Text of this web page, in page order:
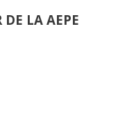
LA AEPE